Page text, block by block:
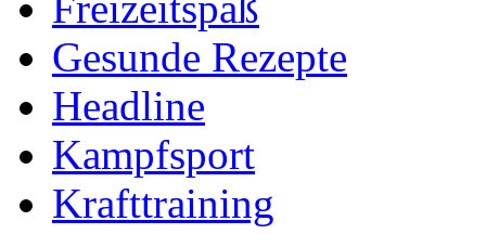
Gesunde Rezepte
Headline
Kampfsport
Krafttraining